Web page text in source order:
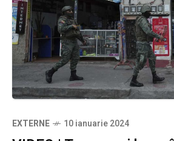
EXTERNE 10 ianuarie 2024